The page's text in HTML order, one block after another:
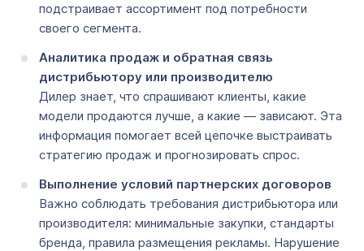
подстраивает ассортимент под потребности
своего сегмента.
Аналитика продаж и обратная связь
дистрибьютору или производителю
Дилер знает, что спрашивают клиенты, какие
модели продаются лучше, а какие — зависают. Эта
информация помогает всей цепочке выстраивать
стратегию продаж и прогнозировать спрос.
Выполнение условий партнерских договоров
Важно соблюдать требования дистрибьютора или
производителя: минимальные закупки, стандарты
бренда, правила размещения рекламы. Нарушение